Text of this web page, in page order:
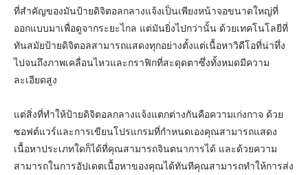
ที่สำคัญของมันป้ายดิจิตอลกลางแจ้งเป็นเพียงหน้าจอขนาดใหญ่ที่
ออกแบบมาเพื่อดูจากระยะไกล แต่มันยิ่งไปกว่านั้น ด้วยเทคโนโลยีที่
ทันสมัยป้ายดิจิตอลสามารถแสดงทุกอย่างตั้งแต่เนื้อหาวิดีโอที่น่าทึ่ง
ไปจนถึงภาพเคลื่อนไหวและกราฟิกที่สะดุดตาซึ่งทั้งหมดมีความ
ละเอียดสูง
แต่สิ่งที่ทำให้ป้ายดิจิตอลกลางแจ้งแตกต่างกันคือความเก่งกาจ ด้วย
ซอฟต์แวร์และการเขียนโปรแกรมที่กำหนดเองคุณสามารถแสดง
เนื้อหาประเภทใดก็ได้ที่คุณสามารถจินตนาการได้ และด้วยความ
สามารถในการอัปเดตเนื้อหาของคุณได้ทันทีคุณสามารถทำให้การส่ง